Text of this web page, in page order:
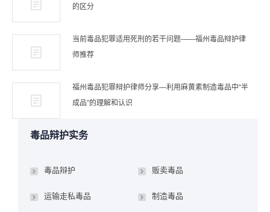
的区分
当前毒品犯罪适用死刑的若干问题——福州毒品辩护律
师推荐
福州毒品犯罪辩护律师分享—利用麻黄素制造毒品中“半
成品”的理解和认识
毒品辩护实务
毒品辩护 贩卖毒品
运输走私毒品 制造毒品